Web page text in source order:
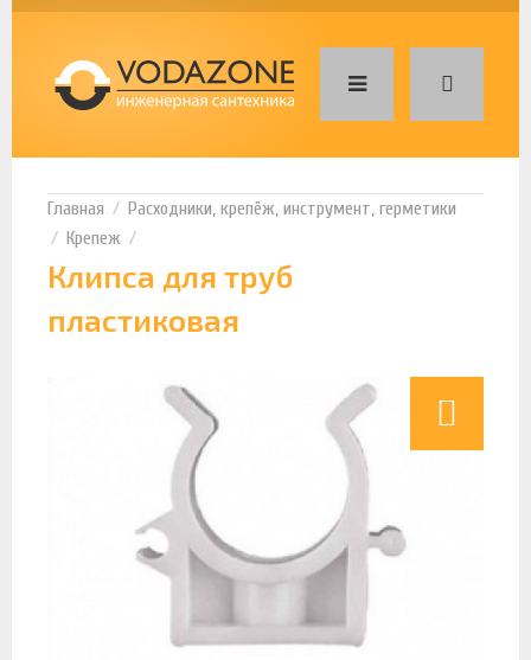
Расходники, крепёж, инструмент, герметики
Крепеж
Клипса для труб
пластиковая